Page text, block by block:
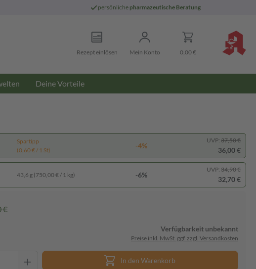
persönliche pharmazeutische Beratung
Rezept einlösen Mein Konto 0,00 €
Deine Vorteile
Spartipp
(0,60 € / 1 St)
-4%
UVP: 37,50 €
36,00 €
43,6 g (750,00 € / 1 kg) -6%
UVP: 34,90 €
32,70 €
€
Verfügbarkeit unbekannt
Preise inkl. MwSt. ggf. zzgl. Versandkosten
In den Warenkorb